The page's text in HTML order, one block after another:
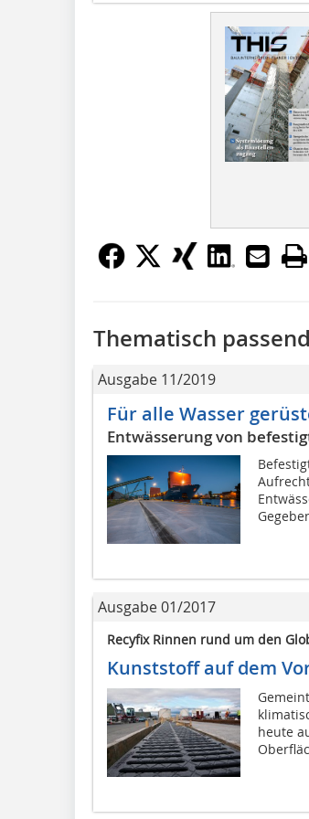
Thematisch
Ausgabe 11/2019
Für alle Wasser
Entwässerung von
Ausgabe 01/2017
Recyfix Rinnen rund um den
Kunststoff auf dem
heute